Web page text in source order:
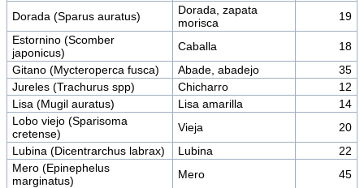
Dorada (Sparus auratus)
Dorada, zapata
morisca
19
Estornino (Scomber
japonicus)
Caballa
18
Gitano (Mycteroperca fusca)
Abade, abadejo
35
Jureles (Trachurus spp)
Chicharro
12
Lisa (Mugil auratus)
Lisa amarilla
14
Lobo viejo (Sparisoma
cretense)
Vieja
20
Lubina (Dicentrarchus labrax)
Lubina
22
Mero (Epinephelus
marginatus)
Mero
45